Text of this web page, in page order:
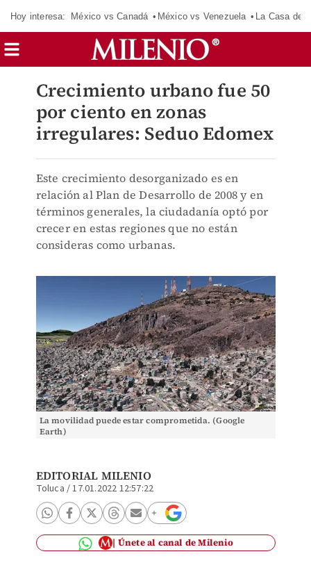
Hoy interesa: México vs Canadá México vs Venezuela La Casa de
Crecimiento urbano fue 50
por ciento en zonas
irregulares: Seduo Edomex
Este crecimiento desorganizado es en
relación al Plan de Desarrollo de 2008 y en
términos generales, la ciudadanía optó por
crecer en estas regiones que no están
consideras como urbanas.
La movilidad puede estar comprometida. (Google
Earth)
EDITORIAL MILENIO
Toluca /17.01.2022 12:57:22
Únete al canal de Milenio